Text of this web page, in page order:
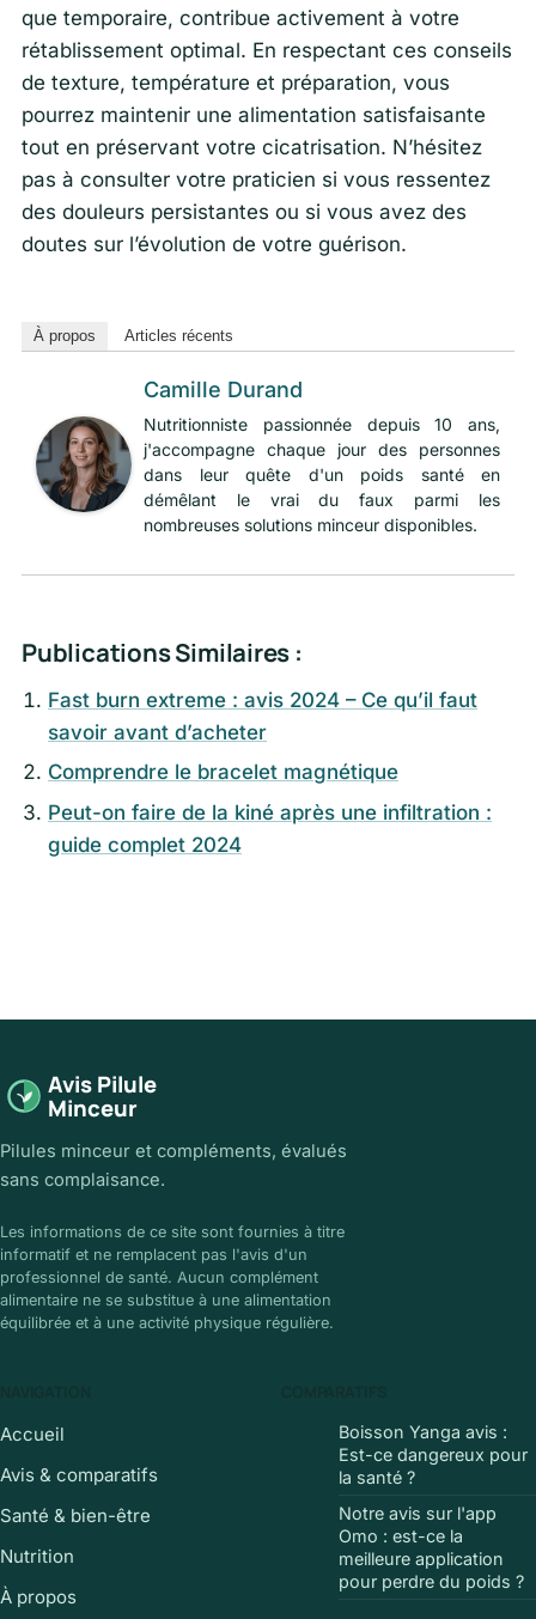
que temporaire, contribue activement à votre
rétablissement optimal. En respectant ces conseils
de texture, température et préparation, vous
pourrez maintenir une alimentation satisfaisante
tout en préservant votre cicatrisation. N’hésitez
pas à consulter votre praticien si vous ressentez
des douleurs persistantes ou si vous avez des
doutes sur l’évolution de votre guérison.
À propos Articles récents
Camille Durand
Nutritionniste passionnée depuis 10 ans,
j'accompagne chaque jour des personnes
dans leur quête d'un poids santé en
démêlant le vrai du faux parmi les
nombreuses solutions minceur disponibles.
Publications Similaires :
Fast burn extreme : avis 2024 – Ce qu’il faut
savoir avant d’acheter
Comprendre le bracelet magnétique
Peut-on faire de la kiné après une infiltration :
guide complet 2024
Avis Pilule
Minceur
Pilules minceur et compléments, évalués
sans complaisance.
Les informations de ce site sont fournies à titre
informatif et ne remplacent pas l'avis d'un
professionnel de santé. Aucun complément
alimentaire ne se substitue à une alimentation
équilibrée et à une activité physique régulière.
Accueil
Avis & comparatifs
Santé & bien-être
Nutrition
À propos
Boisson Yanga avis :
Est-ce dangereux pour
la santé ?
Notre avis sur l'app
Omo : est-ce la
meilleure application
pour perdre du poids ?